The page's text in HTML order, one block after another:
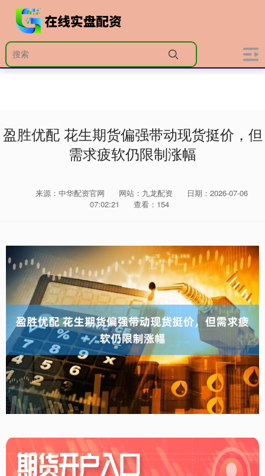
盈胜优配 花生期货偏强带动现货挺价，但
需求疲软仍限制涨幅
来源：中华配资官网 网站：九龙配资
日期：2026-07-06
07:02:21
查看：154